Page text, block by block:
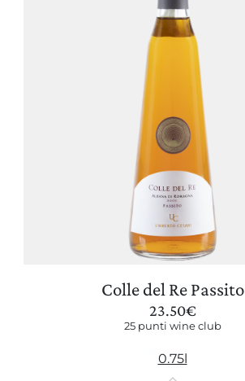
Colle del Re Passito
23.50€
25 punti wine club
0.75l